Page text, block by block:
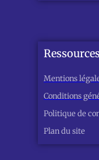
Mentions
Conditions
Politique de
Plan du site